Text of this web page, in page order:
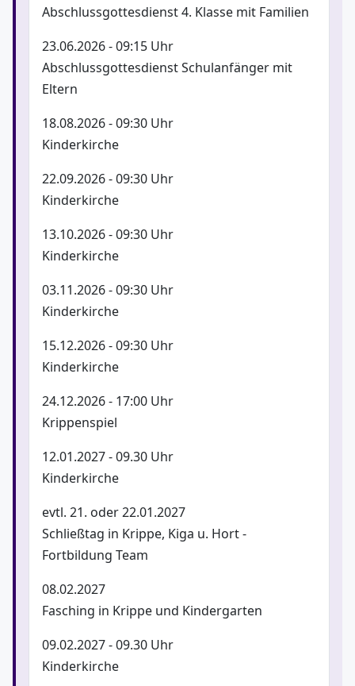
Abschlussgottesdienst 4. Klasse mit Familien
23.06.2026 - 09:15 Uhr
Abschlussgottesdienst Schulanfänger mit
Eltern
18.08.2026 - 09:30 Uhr
Kinderkirche
22.09.2026 - 09:30 Uhr
Kinderkirche
13.10.2026 - 09:30 Uhr
Kinderkirche
03.11.2026 - 09:30 Uhr
Kinderkirche
15.12.2026 - 09:30 Uhr
Kinderkirche
24.12.2026 - 17:00 Uhr
Krippenspiel
12.01.2027 - 09.30 Uhr
Kinderkirche
evtl. 21. oder 22.01.2027
Schließtag in Krippe, Kiga u. Hort -
Fortbildung Team
08.02.2027
Fasching in Krippe und Kindergarten
09.02.2027 - 09.30 Uhr
Kinderkirche